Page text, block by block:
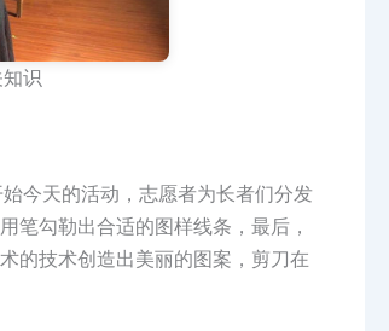
识
天的活动，志愿者为长者们分发
笔勾勒出合适的图样线条，最后，
的技术创造出美丽的图案，剪刀在